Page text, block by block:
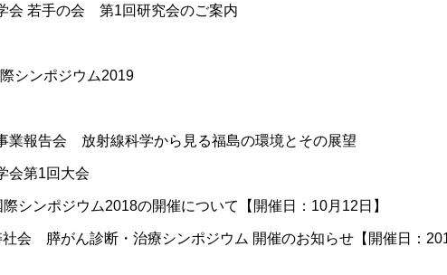
会 若手の会 第1回研究会のご案内
シンポジウム2019
業報告会 放射線科学から見る福島の環境とその展望
会第1回大会
シンポジウム2018の開催について【開催日：10月12日】
会 膵がん診断・治療シンポジウム 開催のお知らせ【開催日：